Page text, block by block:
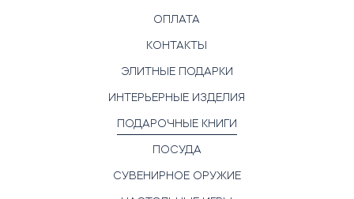
ОПЛАТА
КОНТАКТЫ
ЭЛИТНЫЕ ПОДАРКИ
ИНТЕРЬЕРНЫЕ ИЗДЕЛИЯ
ПОДАРОЧНЫЕ КНИГИ
ПОСУДА
СУВЕНИРНОЕ ОРУЖИЕ